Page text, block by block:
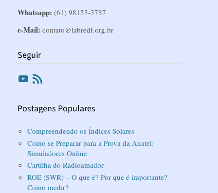
Whatsapp: (61) 98153-3787
e-Mail: contato@labredf.org.br
Seguir
Youtube
Postagens Populares
Compreendendo os Índices Solares
Como se Preparar para a Prova da Anatel:
Simuladores Online
Cartilha do Radioamador
ROE (SWR) – O que é? Por que é importante?
Como medir?